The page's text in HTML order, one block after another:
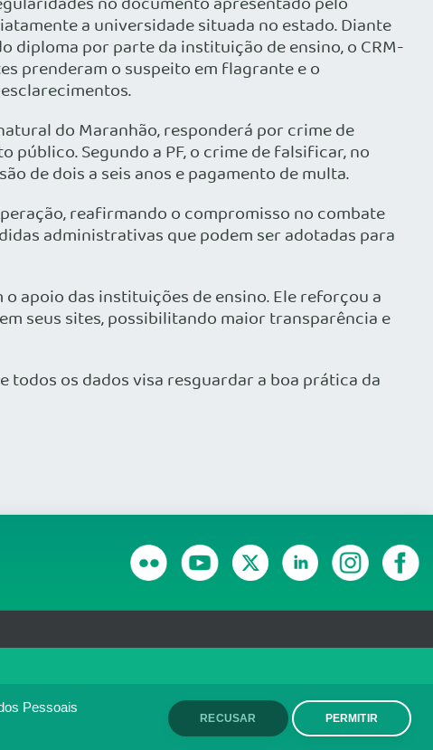
Pessoais
RECUSAR PERMITIR
a universidade situada no estado. Diante
diploma por parte da instituição de ensino, o CRM-
prenderam o suspeito em flagrante e o
do Maranhão, responderá por crime de
público. Segundo a PF, o crime de falsificar, no
de dois a seis anos e pagamento de multa.
reafirmando o compromisso no combate
administrativas que podem ser adotadas para
apoio das instituições de ensino. Ele reforçou a
seus sites, possibilitando maior transparência e
todos os dados visa resguardar a boa prática da
política de monitoramento de
ACEITO